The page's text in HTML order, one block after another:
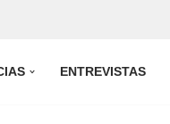
ENTREVISTAS